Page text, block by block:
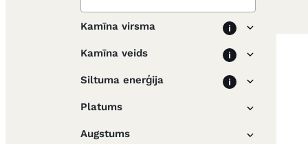
Kamīna virsma
Kamīna veids
Siltuma enerģija
Platums
Augstums